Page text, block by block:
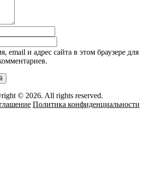
email и адрес сайта в этом браузере для
© 2026. All rights reserved.
Политика конфиденциальности